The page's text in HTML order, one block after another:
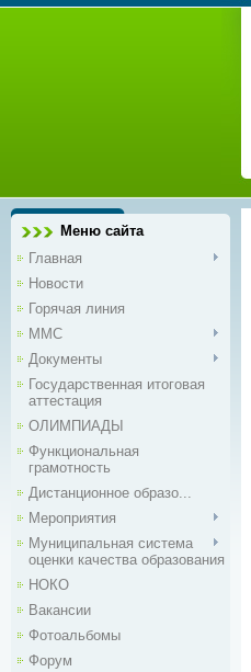
Меню сайта
Главная
Новости
Горячая линия
ММС
Документы
Государственная итоговая
аттестация
ОЛИМПИАДЫ
Функциональная
грамотность
Дистанционное образо...
Мероприятия
Муниципальная система
оценки качества образования
НОКО
Вакансии
Фотоальбомы
Форум